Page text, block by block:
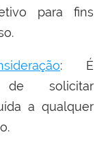
para fins
: É
solicitar
a qualquer